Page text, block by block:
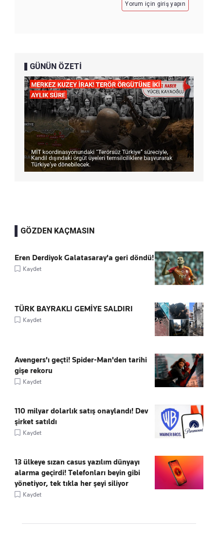
Yorum için giriş yapın
GÜNÜN ÖZETİ
GÖZDEN KAÇMASIN
Eren Derdiyok Galatasaray'a geri döndü!
Kaydet
TÜRK BAYRAKLI GEMİYE SALDIRI
Kaydet
Avengers'ı geçti! Spider-Man'den tarihi
gişe rekoru
Kaydet
110 milyar dolarlık satış onaylandı! Dev
şirket satıldı
Kaydet
13 ülkeye sızan casus yazılım dünyayı
alarma geçirdi! Telefonları beyin gibi
yönetiyor, tek tıkla her şeyi siliyor
Kaydet